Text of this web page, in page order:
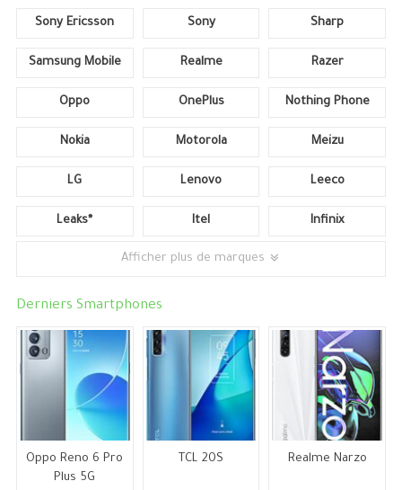
Sony Ericsson Sony Sharp
Samsung Mobile Realme Razer
Oppo OnePlus Nothing Phone
Nokia Motorola Meizu
LG Lenovo Leeco
Leaks* Itel Infinix
Afficher plus de marques
Derniers Smartphones
Oppo Reno 6 Pro
Plus 5G
TCL 20S Realme Narzo